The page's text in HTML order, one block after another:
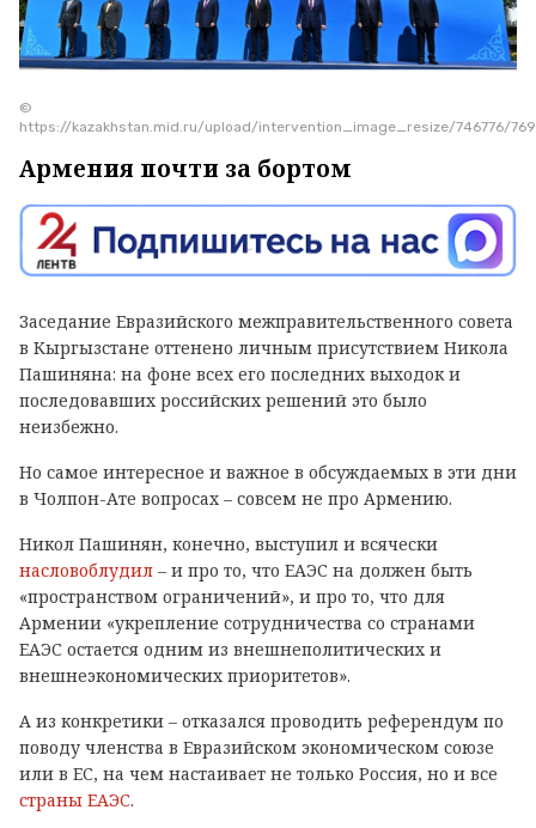
©
https://kazakhstan.mid.ru/upload/intervention_image_resize/746776/
Армения почти за бортом
Заседание Евразийского межправительственного совета
в Кыргызстане оттенено личным присутствием Никола
Пашиняна: на фоне всех его последних выходок и
последовавших российских решений это было
неизбежно.
Но самое интересное и важное в обсуждаемых в эти дни
в Чолпон-Ате вопросах – совсем не про Армению.
Никол Пашинян, конечно, выступил и всячески
насловоблудил – и про то, что ЕАЭС на должен быть
«пространством ограничений», и про то, что для
Армении «укрепление сотрудничества со странами
ЕАЭС остается одним из внешнеполитических и
внешнеэкономических приоритетов».
А из конкретики – отказался проводить референдум по
поводу членства в Евразийском экономическом союзе
или в ЕС, на чем настаивает не только Россия, но и все
страны ЕАЭС.